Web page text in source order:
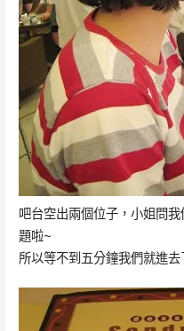
吧台空出兩個位子，小姐問
題啦~
所以等不到五分鐘我們就進